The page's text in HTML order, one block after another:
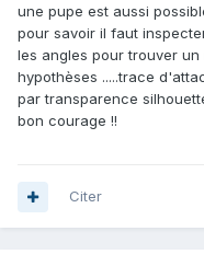
une pupe est aussi possible
pour savoir il faut
les angles pour trouver
hypothèses .....trace
par transparence
bon courage !!
Citer